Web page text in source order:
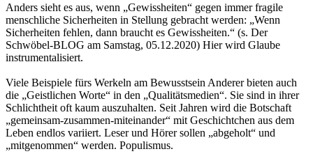
Anders sieht es aus, wenn „Gewissheiten“ gegen immer fragile
menschliche Sicherheiten in Stellung gebracht werden: „Wenn
Sicherheiten fehlen, dann braucht es Gewissheiten.“ (s. Der
Schwöbel-BLOG am Samstag, 05.12.2020) Hier wird Glaube
instrumentalisiert.
Viele Beispiele fürs Werkeln am Bewusstsein Anderer bieten auch
die „Geistlichen Worte“ in den „Qualitätsmedien“. Sie sind in ihrer
Schlichtheit oft kaum auszuhalten. Seit Jahren wird die Botschaft
„gemeinsam-zusammen-miteinander“ mit Geschichtchen aus dem
Leben endlos variiert. Leser und Hörer sollen „abgeholt“ und
„mitgenommen“ werden. Populismus.